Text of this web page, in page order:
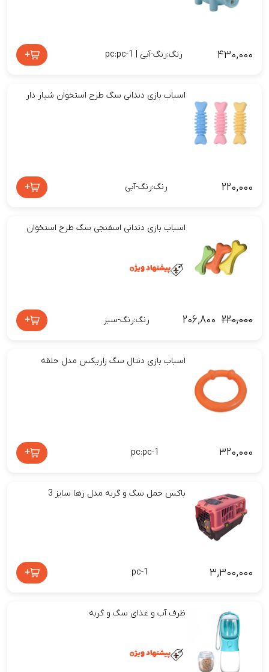
۴۳۰,۰۰۰ رنگ:رنگ-آبی | pc:pc-1 +
اسباب بازی دندانی سگ طرح استخوان شیار دار
۲۲۰,۰۰۰ رنگ:رنگ-آبی +
اسباب بازی دندانی اسفنجی سگ طرح استخوان
۲۲۰,۰۰۰ ۲۰۶,۸۰۰ رنگ:رنگ-سبز +
اسباب بازی دنتال سگ زاریکس مدل حلقه
۳۲۰,۰۰۰ pc:pc-1
+
باکس حمل سگ و گربه مدل رها سایز 3
۳,۳۰۰,۰۰۰ pc-1
+
ظرف آب و غذای سگ و گربه